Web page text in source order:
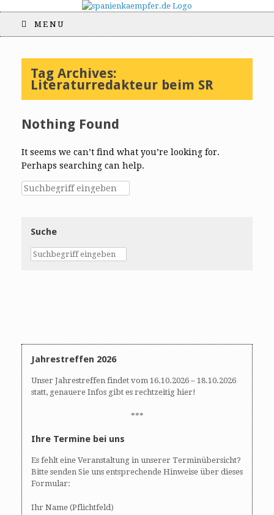
MENU
Tag Archives:
Literaturredakteur beim SR
Nothing Found
It seems we can’t find what you’re looking for.
Perhaps searching can help.
Suche
Jahrestreffen 2026
Unser Jahrestreffen findet vom 16.10.2026 – 18.10.2026
statt, genauere Infos gibt es rechtzeitig hier!
***
Ihre Termine bei uns
Es fehlt eine Veranstaltung in unserer Terminübersicht?
Bitte senden Sie uns entsprechende Hinweise über dieses
Formular:
Ihr Name (Pflichtfeld)